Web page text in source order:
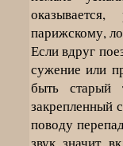
парижскому,
Если вдруг
сужение или
быть старый
закрепленный
поводу
звук, значит,